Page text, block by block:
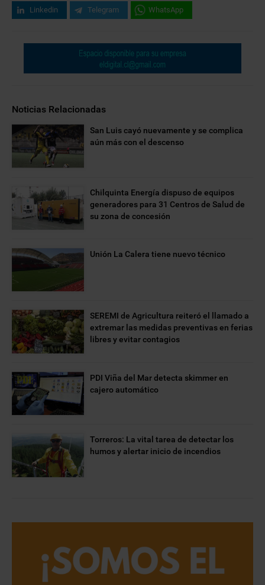
Linkedin Telegram WhatsApp
Noticias Relacionadas
San Luis cayó nuevamente y se complica
aún más con el descenso
Chilquinta Energía dispuso de equipos
generadores para 31 Centros de Salud de
su zona de concesión
Unión La Calera tiene nuevo técnico
SEREMI de Agricultura reiteró el llamado a
extremar las medidas preventivas en ferias
libres y evitar contagios
PDI Viña del Mar detecta skimmer en
cajero automático
Torreros: La vital tarea de detectar los
humos y alertar inicio de incendios